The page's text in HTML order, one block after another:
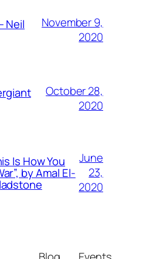
Neil
November 9,
2020
October 28,
2020
Is How You
by Amal El-
June
23,
2020